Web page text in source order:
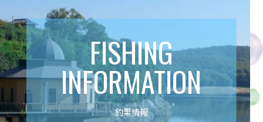
FISHING
INFORMATION
釣果情報